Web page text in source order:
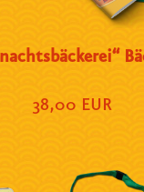
38,00 EUR